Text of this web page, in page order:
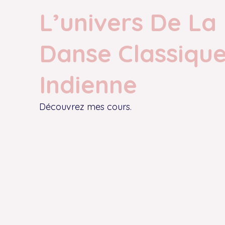
L’univers De La
Danse
Indienne
Découvrez mes cours.